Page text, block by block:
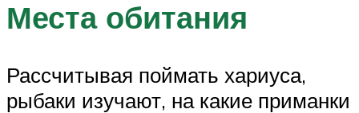
Места обитания
Рассчитывая поймать хариуса,
рыбаки изучают, на какие приманки